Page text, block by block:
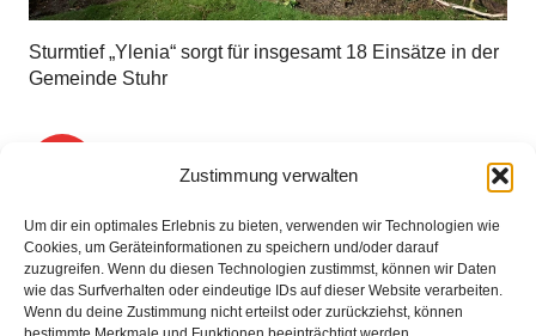
Zustimmung verwalten
Um dir ein optimales Erlebnis zu bieten, verwenden wir Technologien wie
Cookies, um Geräteinformationen zu speichern und/oder darauf
zuzugreifen. Wenn du diesen Technologien zustimmst, können wir Daten
wie das Surfverhalten oder eindeutige IDs auf dieser Website verarbeiten.
Wenn du deine Zustimmung nicht erteilst oder zurückziehst, können
Sturmtief „Ylenia“ sorgt für insgesamt 18 Einsätze in der
Gemeinde Stuhr
3 4 …